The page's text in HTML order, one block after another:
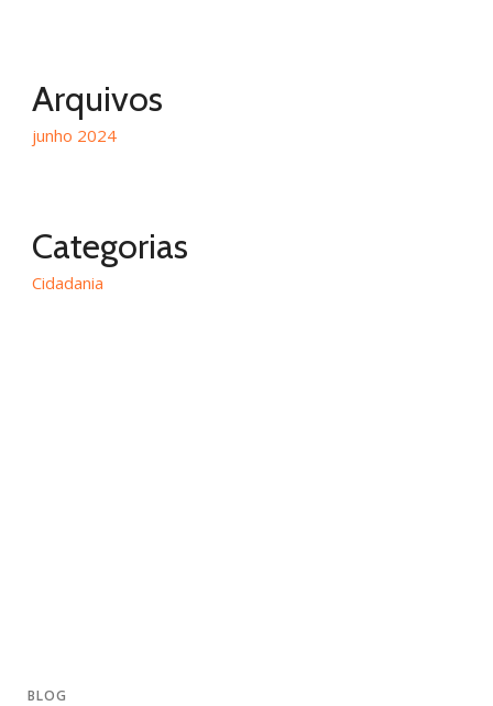
Arquivos
junho 2024
Categorias
Cidadania
BLOG